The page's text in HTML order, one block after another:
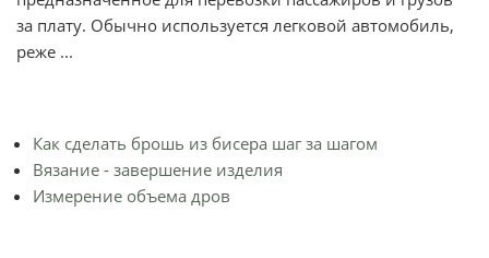
за плату. Обычно используется легковой автомобиль,
реже ...
Как сделать брошь из бисера шаг за шагом
Вязание - завершение изделия
Измерение объема дров